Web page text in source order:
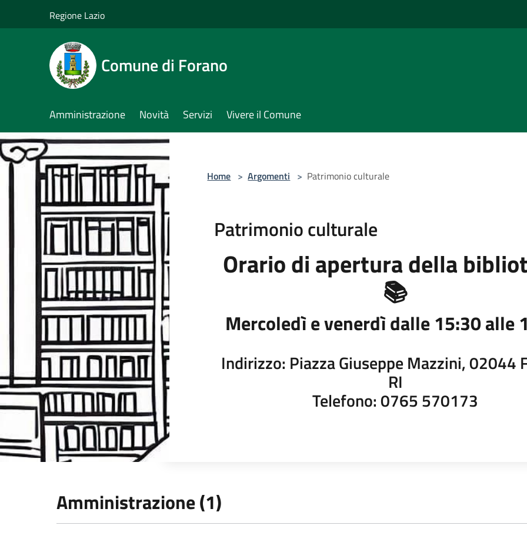
Regione Lazio
Comune di Forano
Amministrazione Novità Servizi Vivere il Comune
Home > Argomenti > Patrimonio culturale
Patrimonio culturale
Orario di apertura della
📚
Mercoledì e venerdì dalle 15:30 alle
Indirizzo: Piazza Giuseppe Mazzini, 02044
RI
Telefono: 0765 570173
Amministrazione (1)